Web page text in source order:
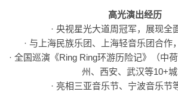
高光演出经历
· 央视星光大道周冠军，展现全
· 与上海民族乐团、上海轻音乐团合作
· 全国巡演《Ring Ring环游历险记》（中
州、西安、武汉等10+
· 亮相三亚音乐节、宁波音乐节